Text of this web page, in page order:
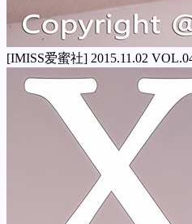
[IMISS爱蜜社] 2015.11.02